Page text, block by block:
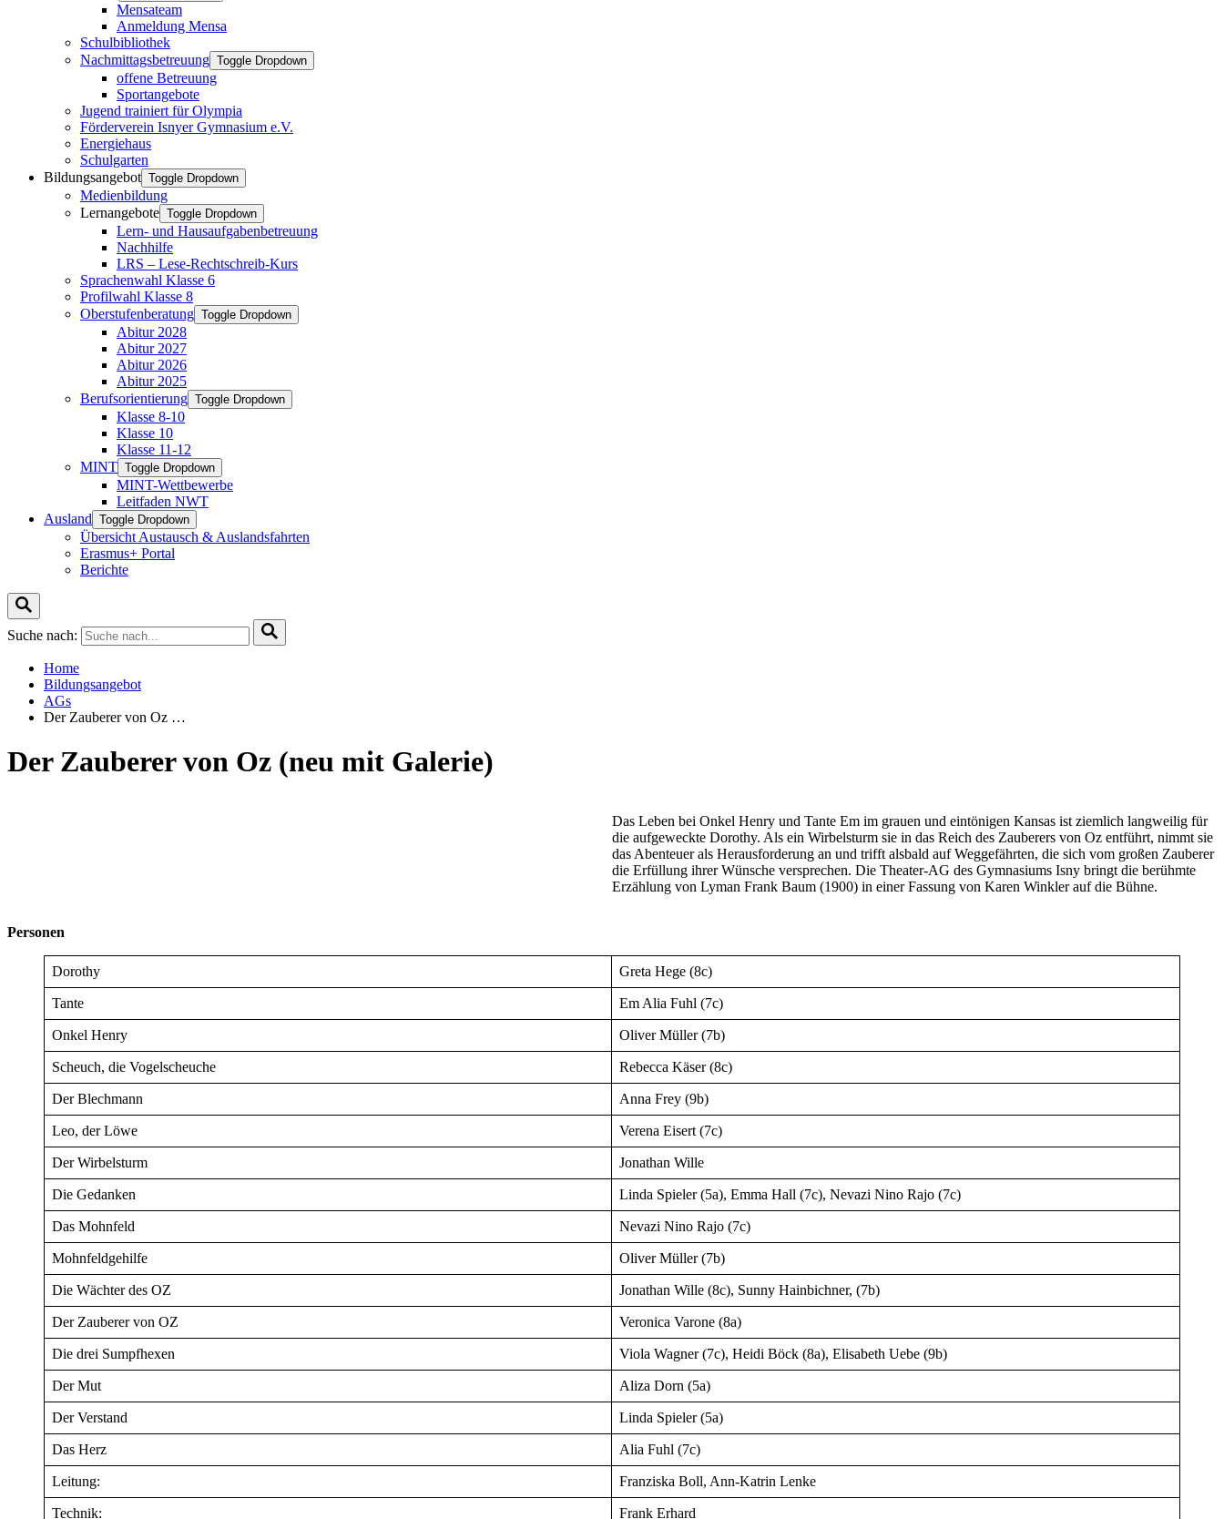
Mensateam
Anmeldung Mensa
Schulbibliothek
Nachmittagsbetreuung Toggle Dropdown
offene Betreuung
Sportangebote
Jugend trainiert für Olympia
Förderverein Isnyer Gymnasium e.V.
Energiehaus
Schulgarten
Bildungsangebot Toggle Dropdown
Medienbildung
Lernangebote Toggle Dropdown
Lern- und Hausaufgabenbetreuung
Nachhilfe
LRS – Lese-Rechtschreib-Kurs
Sprachenwahl Klasse 6
Profilwahl Klasse 8
Oberstufenberatung Toggle Dropdown
Abitur 2028
Abitur 2027
Abitur 2026
Abitur 2025
Berufsorientierung Toggle Dropdown
Klasse 8-10
Klasse 10
Klasse 11-12
MINT Toggle Dropdown
MINT-Wettbewerbe
Leitfaden NWT
Ausland Toggle Dropdown
Übersicht Austausch & Auslandsfahrten
Erasmus+ Portal
Berichte
Suche nach:
Home
Bildungsangebot
AGs
Der Zauberer von Oz …
Der Zauberer von Oz (neu mit Galerie)
Das Leben bei Onkel Henry und Tante Em im grauen und eintönigen Kansas ist ziemlich langweilig für
die aufgeweckte Dorothy. Als ein Wirbelsturm sie in das Reich des Zauberers von Oz entführt, nimmt sie
das Abenteuer als Herausforderung an und trifft alsbald auf Weggefährten, die sich vom großen Zauberer
die Erfüllung ihrer Wünsche versprechen. Die Theater-AG des Gymnasiums Isny bringt die berühmte
Erzählung von Lyman Frank Baum (1900) in einer Fassung von Karen Winkler auf die Bühne.
Personen
Dorothy Greta Hege (8c)
Tante Em Alia Fuhl (7c)
Onkel Henry Oliver Müller (7b)
Scheuch, die Vogelscheuche Rebecca Käser (8c)
Der Blechmann Anna Frey (9b)
Leo, der Löwe Verena Eisert (7c)
Der Wirbelsturm Jonathan Wille
Die Gedanken Linda Spieler (5a), Emma Hall (7c), Nevazi Nino Rajo (7c)
Das Mohnfeld Nevazi Nino Rajo (7c)
Mohnfeldgehilfe Oliver Müller (7b)
Die Wächter des OZ Jonathan Wille (8c), Sunny Hainbichner, (7b)
Der Zauberer von OZ Veronica Varone (8a)
Die drei Sumpfhexen Viola Wagner (7c), Heidi Böck (8a), Elisabeth Uebe (9b)
Der Mut Aliza Dorn (5a)
Der Verstand Linda Spieler (5a)
Das Herz Alia Fuhl (7c)
Leitung: Franziska Boll, Ann-Katrin Lenke
Technik: Frank Erhard